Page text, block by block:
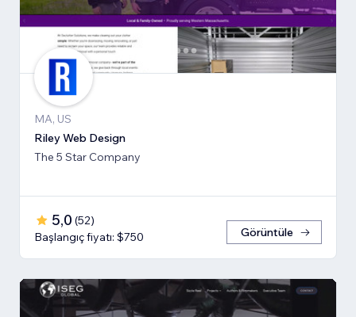
MA, US
Riley Web Design
The 5 Star Company
5,0 (52)
Başlangıç fiyatı: $750
Görüntüle